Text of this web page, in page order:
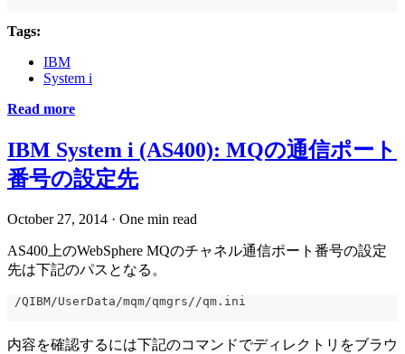
Tags:
IBM
System i
Read more
IBM System i (AS400): MQの通信ポート
番号の設定先
October 27, 2014 · One min read
AS400上のWebSphere MQのチャネル通信ポート番号の設定
先は下記のパスとなる。
/QIBM/UserData/mqm/qmgrs//qm.ini
内容を確認するには下記のコマンドでディレクトリをブラウ